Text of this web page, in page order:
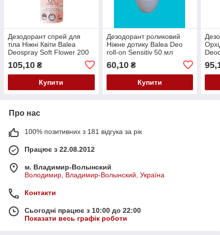
Дезодорант спрей для
тіла Ніжні Квіти Balea
Deospray Soft Flower 200
105,10 ₴
Купити
Дезодорант роликовий
Ніжне дотику Balea Deo
roll-on Sensitiv 50 мл
60,10₴
Купити
Про нас
100% позитивних з 181 відгука за рік
Працює з 22.08.2012
м. Владимир-Волынский
Володимир, Владимир-Волынский, Україна
Контакти
Сьогодні працює з 10:00 до 22:00
Показати весь графік роботи